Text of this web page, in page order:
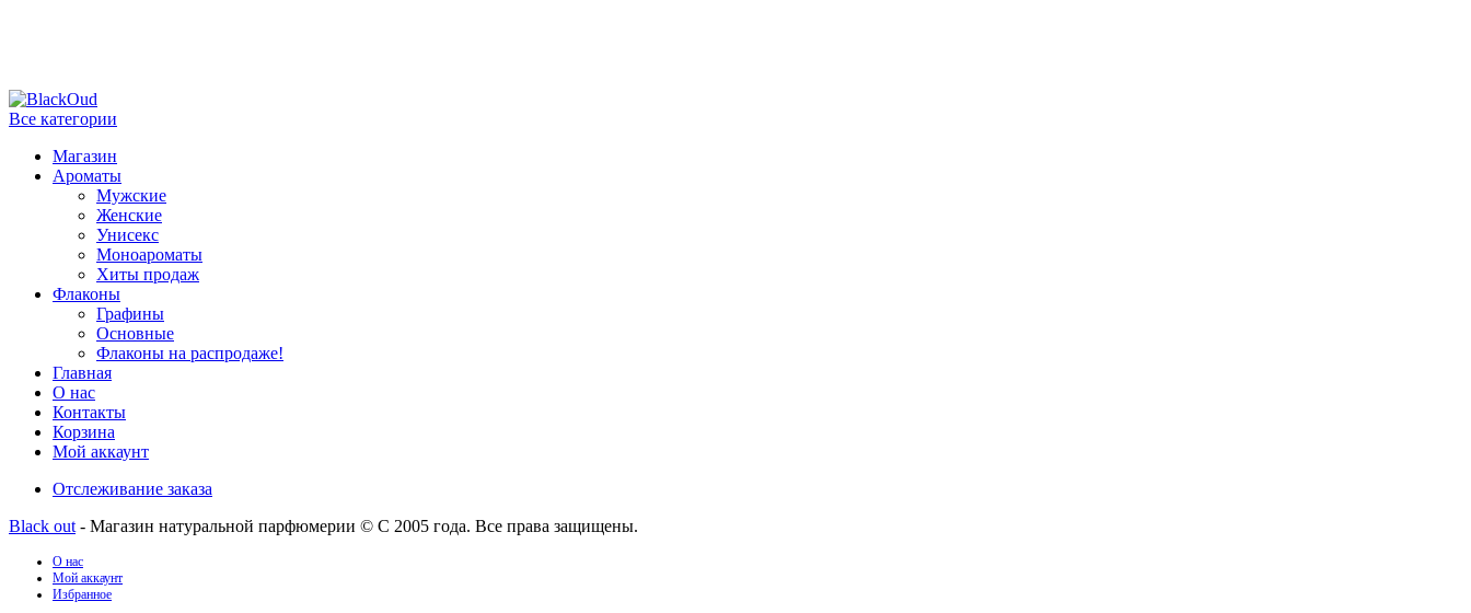
Все категории
Магазин
Ароматы
Мужские
Женские
Унисекс
Моноароматы
Хиты продаж
Флаконы
Графины
Основные
Флаконы на распродаже!
Главная
О нас
Контакты
Корзина
Мой аккаунт
Отслеживание заказа
Black out - Магазин натуральной парфюмерии © С 2005 года. Все права защищены.
О нас
Мой аккаунт
Избранное